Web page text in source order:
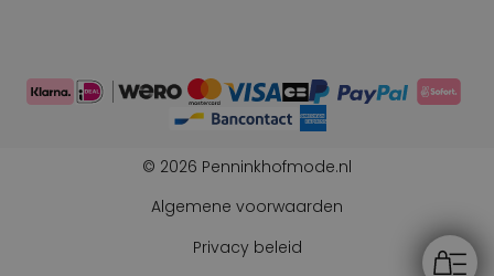
© 2026 Penninkhofmode.nl
Algemene voorwaarden
Privacy beleid